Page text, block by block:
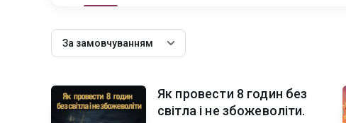
За замовчуванням
Як провести 8 годин без
світла і не збожеволіти.